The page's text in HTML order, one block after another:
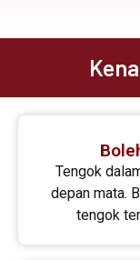
Tengok
depan mata.
tengok